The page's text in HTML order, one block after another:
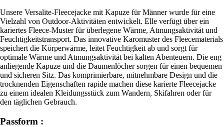
Unsere Versalite-Fleecejacke mit Kapuze für Männer wurde für eine
Vielzahl von Outdoor-Aktivitäten entwickelt. Elle verfügt über ein
kariertes Fleece-Muster für überlegene Wärme, Atmungsaktivität und
Feuchtigkeitstransport. Das innovative Karomuster des Fleecematerials
speichert die Körperwärme, leitet Feuchtigkeit ab und sorgt für
optimale Wärme und Atmungsaktivität bei kalten Abenteuern. Die eng
anliegende Kapuze und die Daumenlöcher sorgen für einen bequemen
und sicheren Sitz. Das komprimierbare, mitnehmbare Design und die
trocknenden Eigenschaften rapide machen diese karierte Fleecejacke
zu einem idealen Kleidungsstück zum Wandern, Skifahren oder für
den täglichen Gebrauch.
Passform :